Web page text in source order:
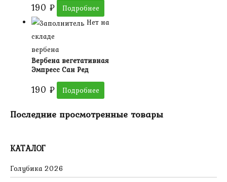
КАТАЛОГ
Голубика 2026
190 ₽
Подробнее
Нет на
складе
вербена
Вербена вегетативная
Эмпресс Сан Ред
190 ₽ Подробнее
Последние просмотренные товары